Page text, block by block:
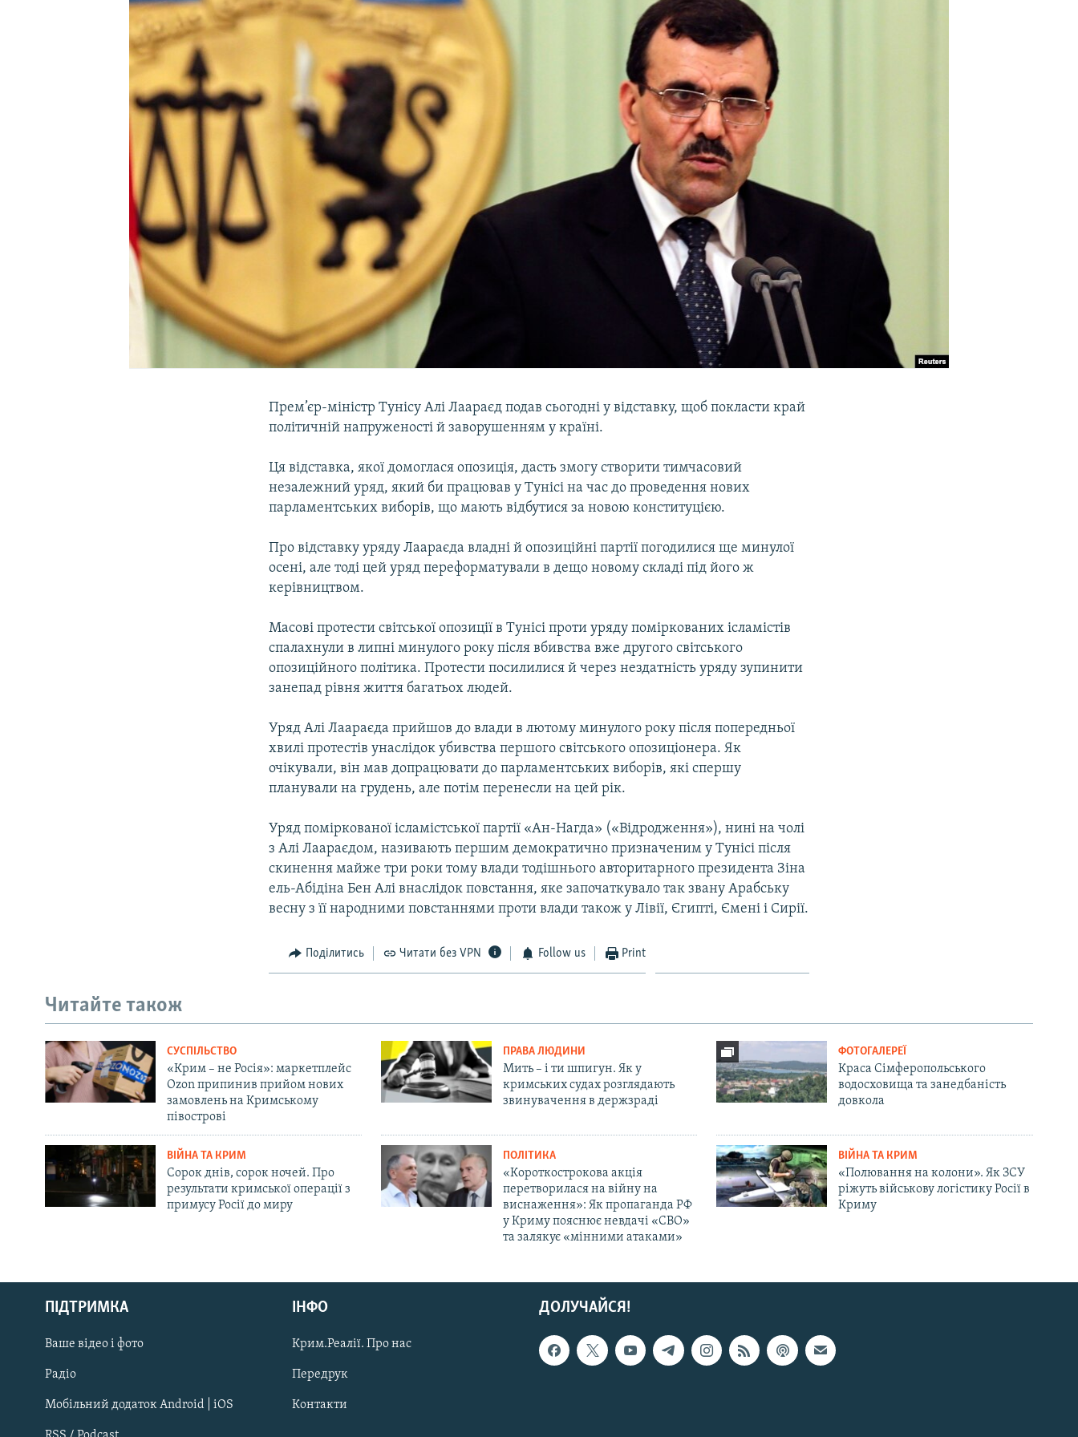
УКРАЇНСЬКА ПРОБЛЕМА КРИМУ
Русский
Qırımtatar
ДОЛУЧАЙСЯ!
Прем’єр-міністр Тунісу Алі Лаараєд подав сьогодні у відставку, щоб покласти край
політичній напруженості й заворушенням у країні.
Ця відставка, якої домоглася опозиція, дасть змогу створити тимчасовий
незалежний уряд, який би працював у Тунісі на час до проведення нових
парламентських виборів, що мають відбутися за новою конституцією.
Про відставку уряду Лаараєда владні й опозиційні партії погодилися ще минулої
осені, але тоді цей уряд переформатували в дещо новому складі під його ж
керівництвом.
Масові протести світської опозиції в Тунісі проти уряду поміркованих ісламістів
спалахнули в липні минулого року після вбивства вже другого світського
опозиційного політика. Протести посилилися й через нездатність уряду зупинити
занепад рівня життя багатьох людей.
Уряд Алі Лаараєда прийшов до влади в лютому минулого року після попередньої
хвилі протестів унаслідок убивства першого світського опозиціонера. Як
очікували, він мав допрацювати до парламентських виборів, які спершу
планували на грудень, але потім перенесли на цей рік.
Уряд поміркованої ісламістської партії «Ан-Нагда» («Відродження»), нині на чолі
з Алі Лаараєдом, називають першим демократично призначеним у Тунісі після
скинення майже три роки тому влади тодішнього авторитарного президента Зіна
ель-Абідіна Бен Алі внаслідок повстання, яке започаткувало так звану Арабську
весну з її народними повстаннями проти влади також у Лівії, Єгипті, Ємені і Сирії.
Поділитись Читати без VPN Follow us Print
Читайте також
СУСПІЛЬСТВО
«Крим – не Росія»: маркетплейс
Ozon припинив прийом нових
замовлень на Кримському
півострові
ПРАВА ЛЮДИНИ
Мить – і ти шпигун. Як у
кримських судах розглядають
звинувачення в держзраді
ФОТОГАЛЕРЕЇ
Краса Сімферопольського
водосховища та занедбаність
довкола
ВІЙНА ТА КРИМ
Сорок днів, сорок ночей. Про
результати кримської операції з
примусу Росії до миру
ПОЛІТИКА
«Короткострокова акція
перетворилася на війну на
виснаження»: Як пропаганда РФ
у Криму пояснює невдачі «СВО»
та залякує «мінними атаками»
ВІЙНА ТА КРИМ
«Полювання на колони». Як ЗСУ
ріжуть військову логістику Росії в
Криму
ДОЛУЧАЙСЯ!
ПІДТРИМКА
Ваше відео і фото
Радіо
Мобільний додаток Android | iOS
ІНФО
Крим.Реалії. Про нас
Передрук
Контакти